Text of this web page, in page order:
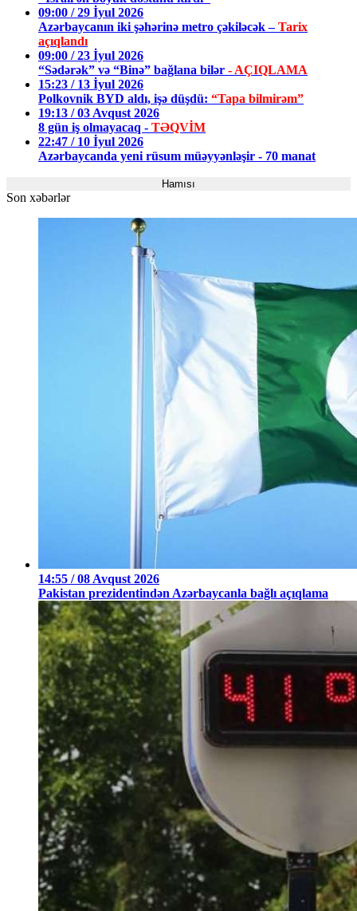
09:00 / 29 İyul 2026
Azərbaycanın iki şəhərinə metro çəkiləcək –Tarix
açıqlandı
09:00 / 23 İyul 2026
“Sədərək” və “Binə” bağlana bilər - AÇIQLAMA
15:23 / 13 İyul 2026
Polkovnik BYD aldı, işə düşdü: “Tapa bilmirəm”
19:13 / 03 Avqust 2026
8 gün iş olmayacaq - TƏQVİM
22:47 / 10 İyul 2026
Azərbaycanda yeni rüsum müəyyənləşir - 70 manat
Hamısı
Son xəbərlər
14:55 / 08 Avqust 2026
Pakistan prezidentindən Azərbaycanla bağlı açıqlama